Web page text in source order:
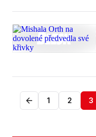
1 2 3